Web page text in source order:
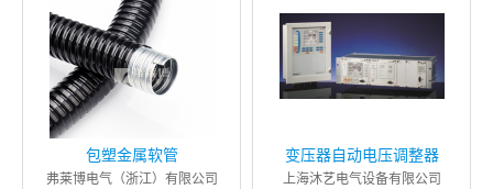
包塑金属软管
弗莱博电气（浙江）有限公司
变压器自动电压调整器
上海沐艺电气设备有限公司